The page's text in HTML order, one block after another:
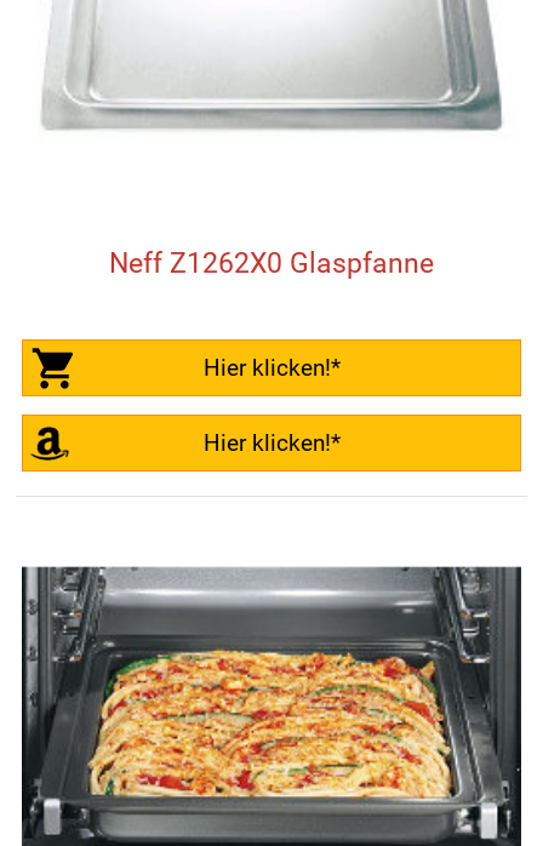
Neff Z1262X0 Glaspfanne
Hier klicken!*
Hier klicken!*